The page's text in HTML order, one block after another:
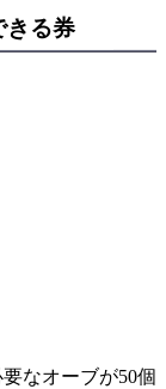
きる券
なオーブが50個